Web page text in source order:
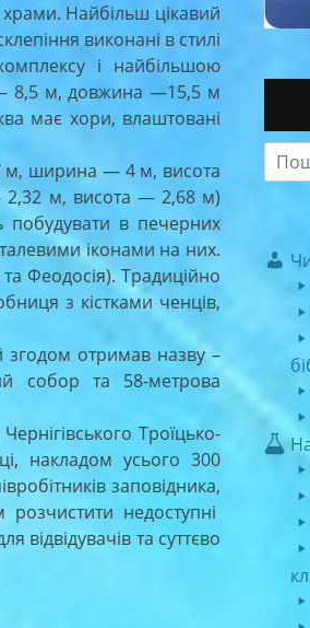
храми. Найбільш цікавий
виконані в стилі
і найбільшою
— 8,5 м, довжина —15,5 м
має хори, влаштовані
м, ширина — 4 м, висота
м, висота — 2,68 м)
побудувати в печерних
іконами на них.
Феодосія). Традиційно
з кістками ченців,
згодом отримав назву –
собор та 58-метрова
Троїцько-
накладом усього 300
заповідника,
недоступні
відвідувачів та суттєво
for: